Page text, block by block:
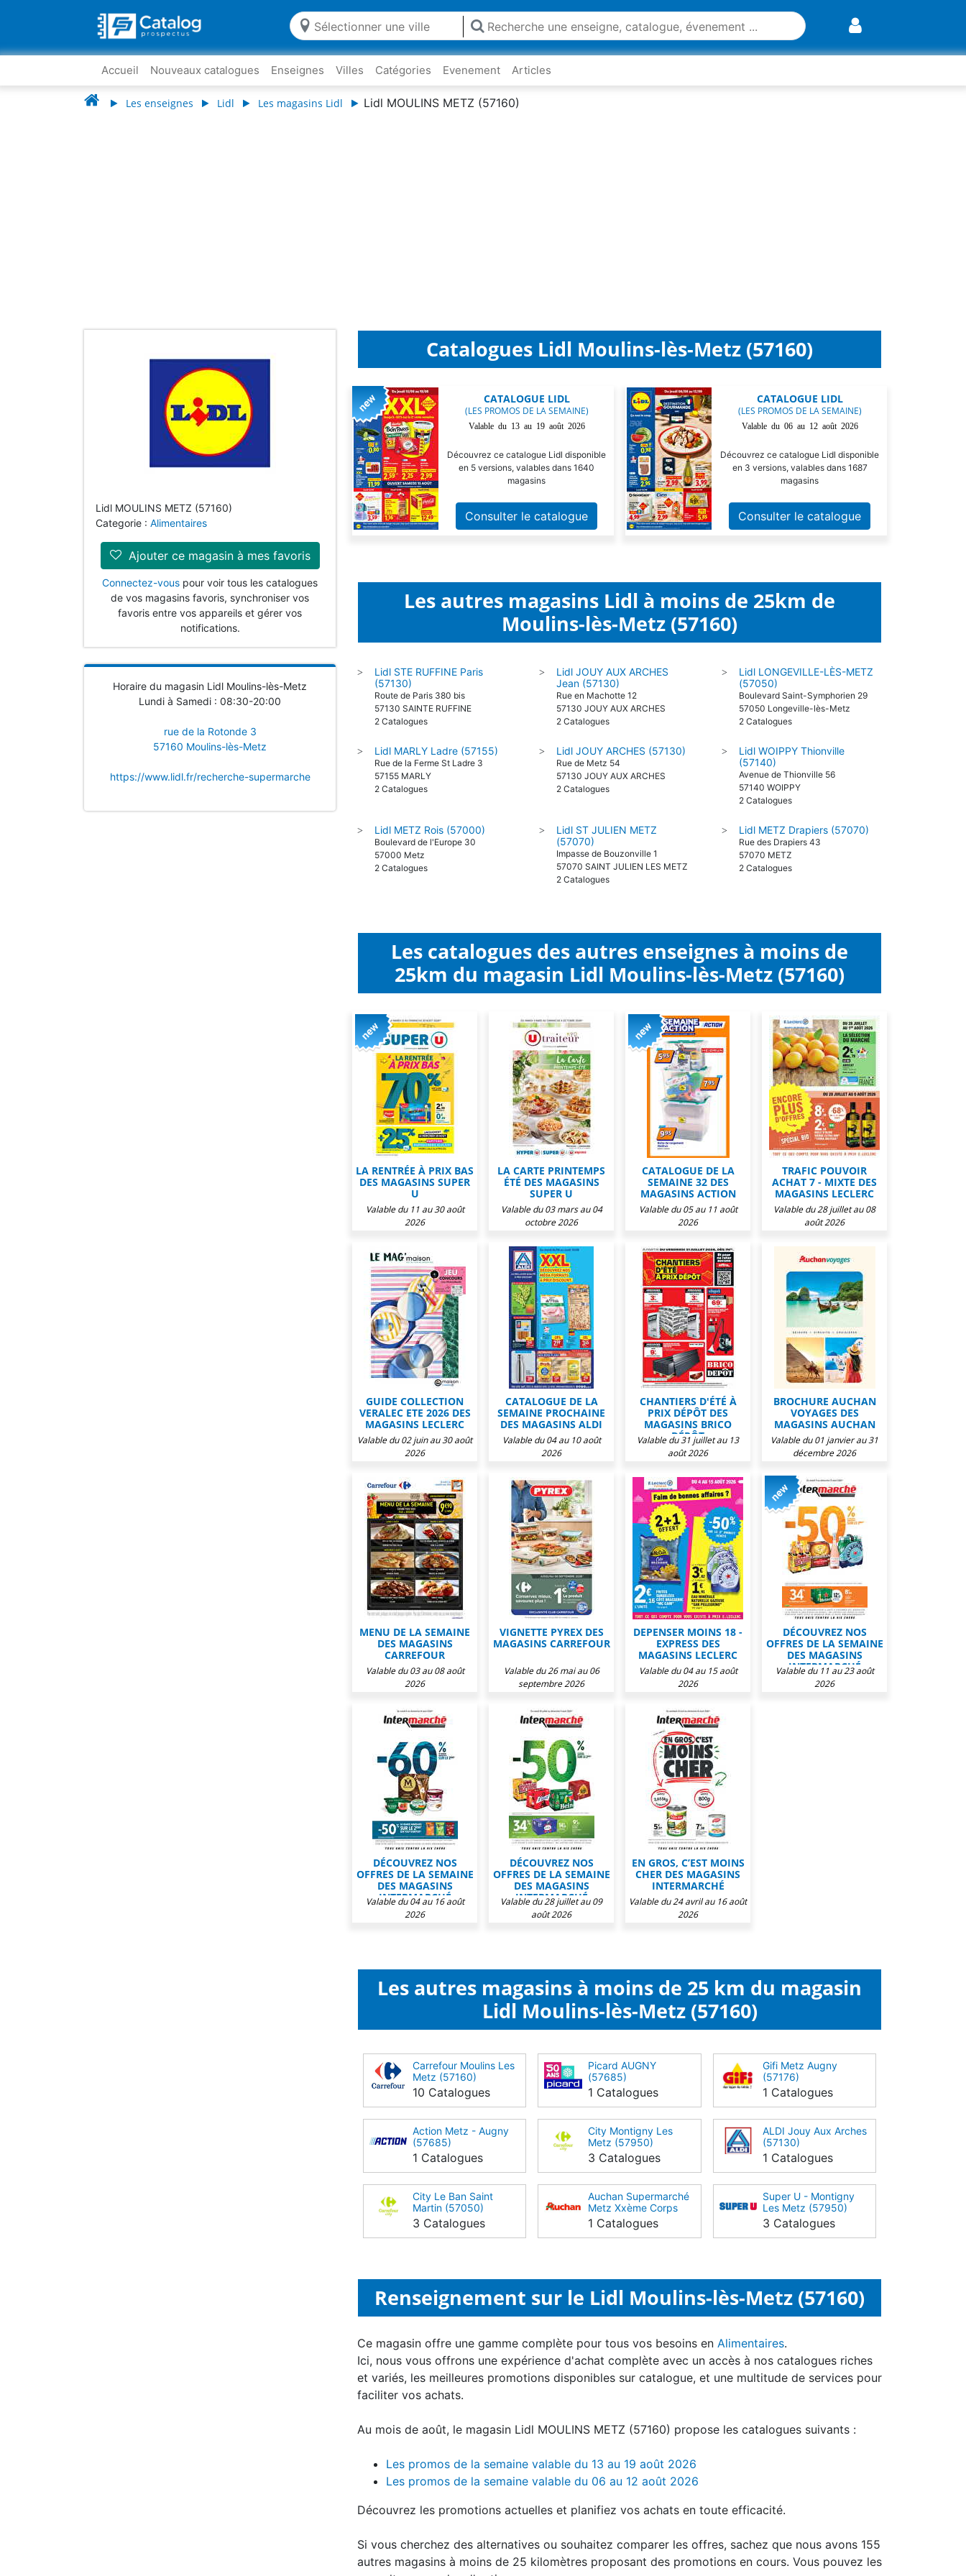
Accueil Nouveaux catalogues Enseignes Villes Catégories Evenement Articles
Les enseignes Lidl Les magasins Lidl Lidl MOULINS METZ (57160)
Lidl MOULINS METZ (57160)
Categorie : Alimentaires
Ajouter ce magasin à mes favoris
Connectez-vous pour voir tous les catalogues
de vos magasins favoris, synchroniser vos
favoris entre vos appareils et gérer vos
notifications.
Horaire du magasin Lidl Moulins-lès-Metz
Lundi à Samedi : 08:30-20:00
rue de la Rotonde 3
57160 Moulins-lès-Metz
https://www.lidl.fr/recherche-supermarche
Catalogues Lidl Moulins-lès-Metz (57160)
CATALOGUE LIDL
(LES PROMOS DE LA SEMAINE)
Valable du 13 au 19 août 2026
Découvrez ce catalogue Lidl disponible
en 5 versions, valables dans 1640
magasins
Consulter le catalogue
CATALOGUE LIDL
(LES PROMOS DE LA SEMAINE)
Valable du 06 au 12 août 2026
Découvrez ce catalogue Lidl disponible
en 3 versions, valables dans 1687
magasins
Consulter le catalogue
Les autres magasins Lidl à moins de 25km de
Moulins-lès-Metz (57160)
>
Lidl STE RUFFINE Paris
(57130)
Route de Paris 380 bis
57130 SAINTE RUFFINE
2 Catalogues
>
Lidl JOUY AUX ARCHES
Jean (57130)
Rue en Machotte 12
57130 JOUY AUX ARCHES
2 Catalogues
>
Lidl LONGEVILLE-LÈS-METZ
(57050)
Boulevard Saint-Symphorien 29
57050 Longeville-lès-Metz
2 Catalogues
> Lidl MARLY Ladre (57155)
Rue de la Ferme St Ladre 3
57155 MARLY
2 Catalogues
> Lidl JOUY ARCHES (57130)
Rue de Metz 54
57130 JOUY AUX ARCHES
2 Catalogues
>
Lidl WOIPPY Thionville
(57140)
Avenue de Thionville 56
57140 WOIPPY
2 Catalogues
> Lidl METZ Rois (57000)
Boulevard de l'Europe 30
57000 Metz
2 Catalogues
>
Lidl ST JULIEN METZ
(57070)
Impasse de Bouzonville 1
57070 SAINT JULIEN LES METZ
2 Catalogues
> Lidl METZ Drapiers (57070)
Rue des Drapiers 43
57070 METZ
2 Catalogues
Les catalogues des autres enseignes à moins de
25km du magasin Lidl Moulins-lès-Metz (57160)
LA RENTRÉE À PRIX BAS
DES MAGASINS SUPER
U
Valable du 11 au 30 août
2026
LA CARTE PRINTEMPS
ÉTÉ DES MAGASINS
SUPER U
Valable du 03 mars au 04
octobre 2026
CATALOGUE DE LA
SEMAINE 32 DES
MAGASINS ACTION
Valable du 05 au 11 août
2026
TRAFIC POUVOIR
ACHAT 7 - MIXTE DES
MAGASINS LECLERC
Valable du 28 juillet au 08
août 2026
GUIDE COLLECTION
VERALEC ETE 2026 DES
MAGASINS LECLERC
Valable du 02 juin au 30 août
2026
CATALOGUE DE LA
SEMAINE PROCHAINE
DES MAGASINS ALDI
Valable du 04 au 10 août
2026
CHANTIERS D'ÉTÉ À
PRIX DÉPÔT DES
MAGASINS BRICO
DÉPÔT
Valable du 31 juillet au 13
août 2026
BROCHURE AUCHAN
VOYAGES DES
MAGASINS AUCHAN
Valable du 01 janvier au 31
décembre 2026
MENU DE LA SEMAINE
DES MAGASINS
CARREFOUR
Valable du 03 au 08 août
2026
VIGNETTE PYREX DES
MAGASINS CARREFOUR
Valable du 26 mai au 06
septembre 2026
DEPENSER MOINS 18 -
EXPRESS DES
MAGASINS LECLERC
Valable du 04 au 15 août
2026
DÉCOUVREZ NOS
OFFRES DE LA SEMAINE
DES MAGASINS
INTERMARCHÉ
Valable du 11 au 23 août
2026
DÉCOUVREZ NOS
OFFRES DE LA SEMAINE
DES MAGASINS
INTERMARCHÉ
Valable du 04 au 16 août
2026
DÉCOUVREZ NOS
OFFRES DE LA SEMAINE
DES MAGASINS
INTERMARCHÉ
Valable du 28 juillet au 09
août 2026
EN GROS, C’EST MOINS
CHER DES MAGASINS
INTERMARCHÉ
Valable du 24 avril au 16 août
2026
Les autres magasins à moins de 25 km du magasin
Lidl Moulins-lès-Metz (57160)
Carrefour Moulins Les
Metz (57160)
10 Catalogues
Picard AUGNY
(57685)
1 Catalogues
Gifi Metz Augny
(57176)
1 Catalogues
Action Metz - Augny
(57685)
1 Catalogues
City Montigny Les
Metz (57950)
3 Catalogues
ALDI Jouy Aux Arches
(57130)
1 Catalogues
City Le Ban Saint
Martin (57050)
3 Catalogues
Auchan Supermarché
Metz Xxème Corps
(57000)
1 Catalogues
Super U - Montigny
Les Metz (57950)
3 Catalogues
Renseignement sur le Lidl Moulins-lès-Metz (57160)
Ce magasin offre une gamme complète pour tous vos besoins en Alimentaires.
Ici, nous vous offrons une expérience d'achat complète avec un accès à nos catalogues riches
et variés, les meilleures promotions disponibles sur catalogue, et une multitude de services pour
faciliter vos achats.
Au mois de août, le magasin Lidl MOULINS METZ (57160) propose les catalogues suivants :
Les promos de la semaine valable du 13 au 19 août 2026
Les promos de la semaine valable du 06 au 12 août 2026
Découvrez les promotions actuelles et planifiez vos achats en toute efficacité.
Si vous cherchez des alternatives ou souhaitez comparer les offres, sachez que nous avons 155
autres magasins à moins de 25 kilomètres proposant des promotions en cours. Vous pouvez les